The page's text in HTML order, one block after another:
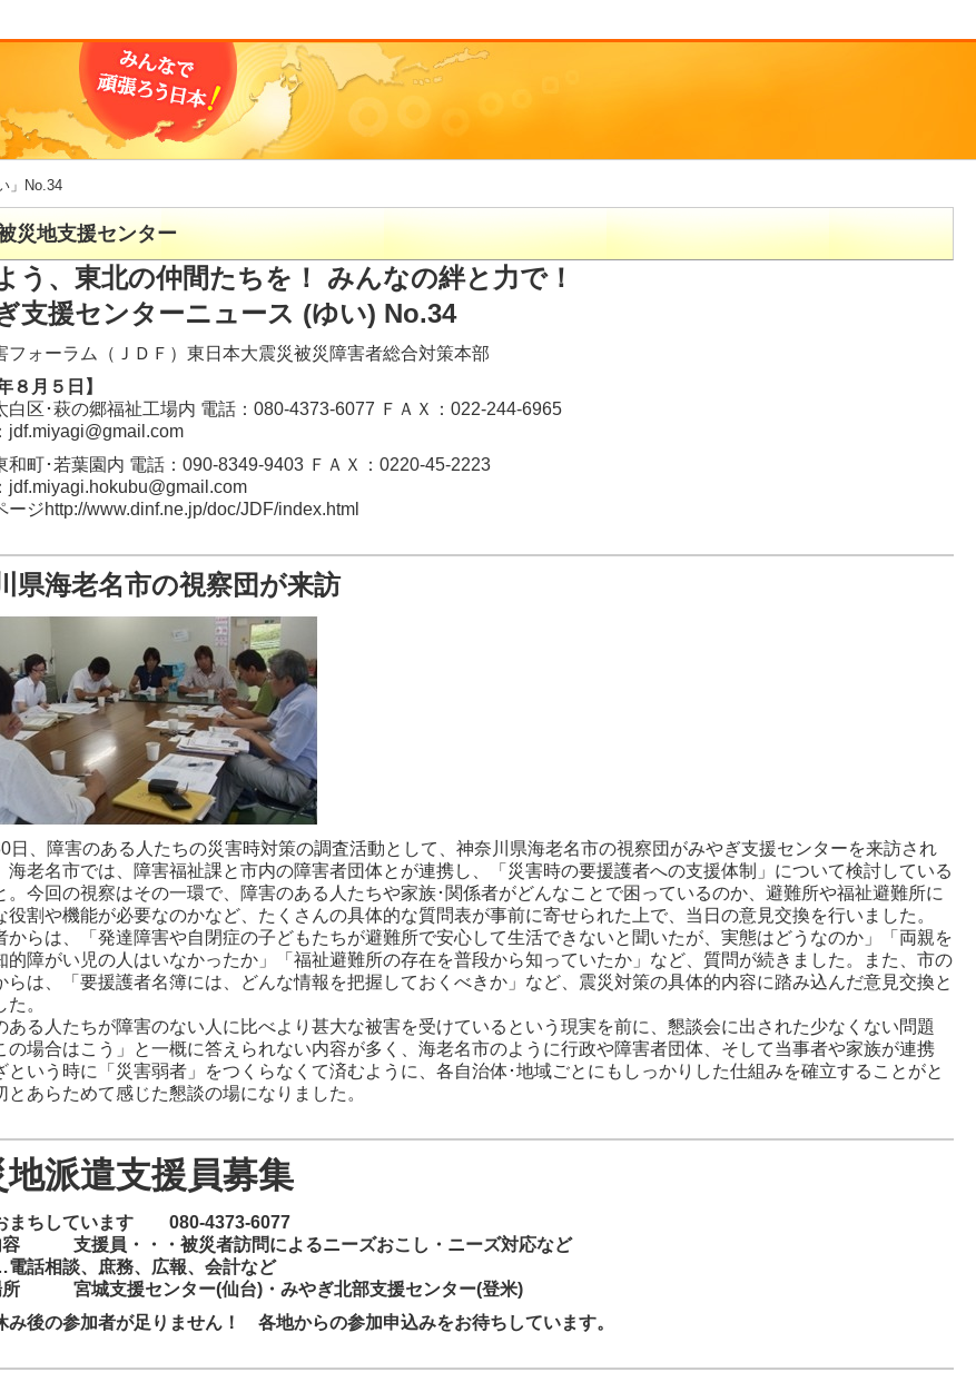
」No.34
災地支援センター
う、東北の仲間たちを！ みんなの絆と力で！
支援センターニュース (ゆい) No.34
フォーラム（ＪＤＦ）東日本大震災被災障害者総合対策本部
８月５日】
白区･萩の郷福祉工場内 電話：080-4373-6077 ＦＡＸ：022-244-6965
jdf.miyagi@gmail.com
和町･若葉園内 電話：090-8349-9403 ＦＡＸ：0220-45-2223
jdf.miyagi.hokubu@gmail.com
ージhttp://www.dinf.ne.jp/doc/JDF/index.html
県海老名市の視察団が来訪
、障害のある人たちの災害時対策の調査活動として、神奈川県海老名市の視察団がみやぎ支援センターを来訪され
海老名市では、障害福祉課と市内の障害者団体とが連携し、「災害時の要援護者への支援体制」について検討している
。今回の視察はその一環で、障害のある人たちや家族･関係者がどんなことで困っているのか、避難所や福祉避難所に
役割や機能が必要なのかなど、たくさんの具体的な質問表が事前に寄せられた上で、当日の意見交換を行いました。
らは、「発達障害や自閉症の子どもたちが避難所で安心して生活できないと聞いたが、実態はどうなのか」「両親を
的障がい児の人はいなかったか」「福祉避難所の存在を普段から知っていたか」など、質問が続きました。また、市の
らは、「要援護者名簿には、どんな情報を把握しておくべきか」など、震災対策の具体的内容に踏み込んだ意見交換と
。
る人たちが障害のない人に比べより甚大な被害を受けているという現実を前に、懇談会に出された少なくない問題
の場合はこう」と一概に答えられない内容が多く、海老名市のように行政や障害者団体、そして当事者や家族が連携
という時に「災害弱者」をつくらなくて済むように、各自治体･地域ごとにもしっかりした仕組みを確立することがと
とあらためて感じた懇談の場になりました。
地派遣支援員募集
まちしています 080-4373-6077
容 支援員・・・被災者訪問によるニーズおこし・ニーズ対応など
話相談、庶務、広報、会計など
所 宮城支援センター(仙台)・みやぎ北部支援センター(登米)
後の参加者が足りません！ 各地からの参加申込みをお待ちしています。